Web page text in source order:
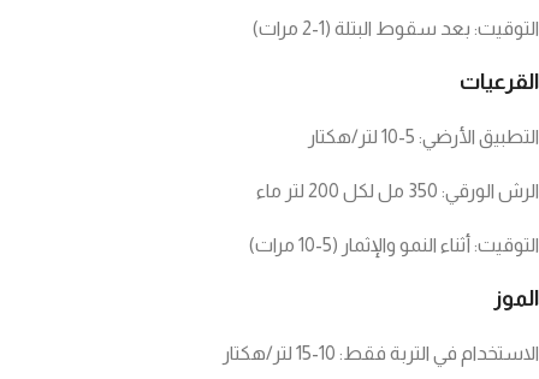
التوقيت: بعد سقوط البتلة (1-2 مرات)
القرعيات
التطبيق الأرضي: 5-10 لتر/هكتار
الرش الورقي: 350 مل لكل 200 لتر ماء
التوقيت: أثناء النمو والإثمار (5-10 مرات)
الموز
الاستخدام في التربة فقط: 10-15 لتر/هكتار